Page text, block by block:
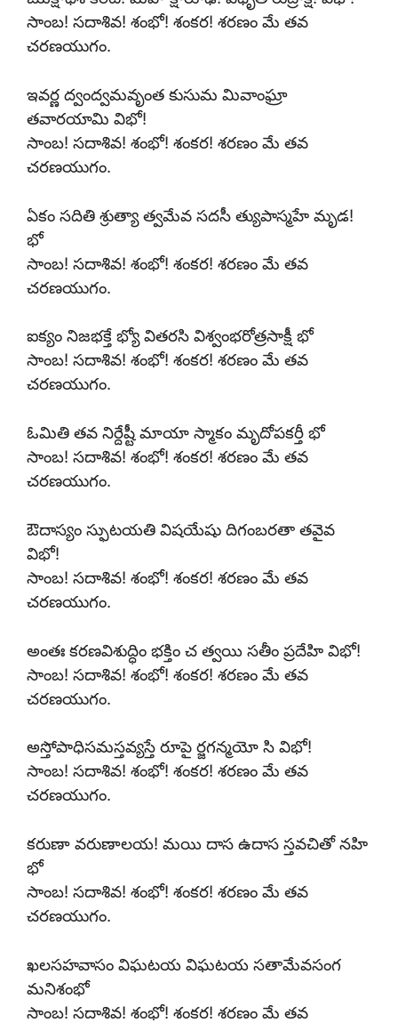
సాంబ! సదాశివ! శంభో! శంకర! శరణం మే తవ
చరణయుగం.
ఇవర్ణ ద్వంద్వమవృంత కుసుమ మివాంఘ్రా
తవారయామి విభో!
సాంబ! సదాశివ! శంభో! శంకర! శరణం మే తవ
చరణయుగం.
ఏకం సదితి శ్రుత్యా త్వమేవ సదసీ త్యుపాస్మహే మృడ!
భో
సాంబ! సదాశివ! శంభో! శంకర! శరణం మే తవ
చరణయుగం.
ఐక్యం నిజభక్తే భ్యో వితరసి విశ్వంభరోత్రసాక్షీ భో
సాంబ! సదాశివ! శంభో! శంకర! శరణం మే తవ
చరణయుగం.
ఓమితి తవ నిర్దేష్టీ మాయా స్మాకం మృదోపకర్తీ భో
సాంబ! సదాశివ! శంభో! శంకర! శరణం మే తవ
చరణయుగం.
ఔదాస్యం స్ఫుటయతి విషయేషు దిగంబరతా తవైవ
విభో!
సాంబ! సదాశివ! శంభో! శంకర! శరణం మే తవ
చరణయుగం.
అంతః కరణవిశుద్ధిం భక్తిం చ త్వయి సతీం ప్రదేహి విభో!
సాంబ! సదాశివ! శంభో! శంకర! శరణం మే తవ
చరణయుగం.
అస్తోపాధిసమస్తవ్యస్తే రూపై ర్జగన్మయో సి విభో!
సాంబ! సదాశివ! శంభో! శంకర! శరణం మే తవ
చరణయుగం.
కరుణా వరుణాలయ! మయి దాస ఉదాస స్తవచితో నహి
భో
సాంబ! సదాశివ! శంభో! శంకర! శరణం మే తవ
చరణయుగం.
ఖలసహవాసం విఘటయ విఘటయ సతామేవసంగ
మనిశంభో
సాంబ! సదాశివ! శంభో! శంకర! శరణం మే తవ